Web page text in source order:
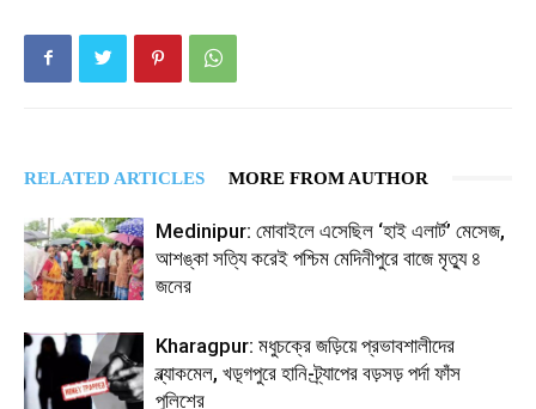
RELATED ARTICLES MORE FROM AUTHOR
Medinipur: মোবাইলে এসেছিল ‘হাই এলার্ট’ মেসেজ,
আশঙ্কা সত্যি করেই পশ্চিম মেদিনীপুরে বাজে মৃত্যু ৪
জনের
Kharagpur: মধুচক্রে জড়িয়ে প্রভাবশালীদের
ব্ল্যাকমেল, খড়্গপুরে হানি-ট্র্যাপের বড়সড় পর্দা ফাঁস
পুলিশের